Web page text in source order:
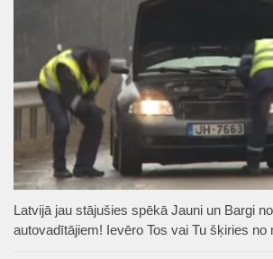
Latvijā jau stājušies spēkā Jauni un Bargi
autovadītājiem! Ievēro Tos vai Tu šķiries no